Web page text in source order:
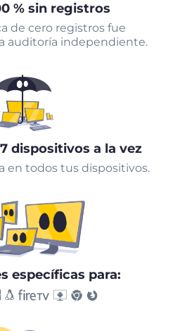
% sin registros
de cero registros fue
auditoría independiente.
dispositivos a la vez
en todos tus dispositivos.
específicas para: